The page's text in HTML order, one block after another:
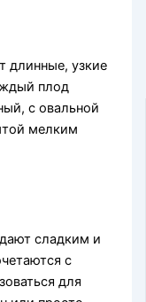
длинные, узкие
плод
с овальной
мелким
сладким и
с
для